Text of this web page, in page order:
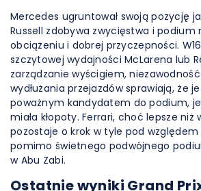
Mercedes ugruntował swoją pozycję
Russell zdobywa zwycięstwa i
obciążeniu i dobrej przyczepności.
szczytowej wydajności McLarena lub
zarządzanie wyścigiem,
wydłużania przejazdów sprawiają, że
poważnym kandydatem do podium,
miała kłopoty. Ferrari, choć lepsze niż
pozostaje o krok w tyle pod
pomimo świetnego podwójnego
w Abu Zabi.
Ostatnie wyniki Grand